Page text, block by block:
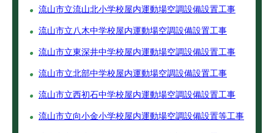
流山市立流山北小学校屋内運動場空調設備設置工事
流山市立八木中学校屋内運動場空調設備設置工事
流山市立東深井中学校屋内運動場空調設備設置工事
流山市立北部中学校屋内運動場空調設備設置工事
流山市立西初石中学校屋内運動場空調設備設置工事
流山市立向小金小学校屋内運動場空調設備設置等工事